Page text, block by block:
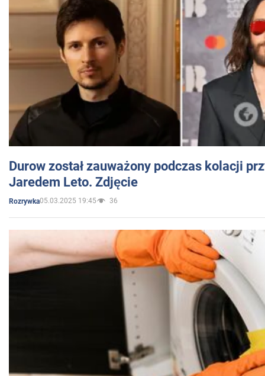
Durow został zauważony podczas kolacji
Jaredem Leto. Zdjęcie
Rozrywka05.03.2025 19:45 36